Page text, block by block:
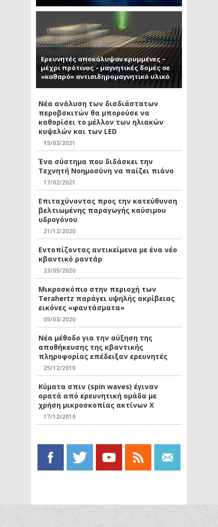
Ερευνητές αποκάλυψαν κρυμμένες –
μέχρι πρότινος – μαγνητικές δομές σε
«καθαρό» αντισιδηρομαγνητικό υλικό
Νέα ανάλυση των δισδιάστατων
περοβσκιτών θα μπορούσε να
καθορίσει το μέλλον των ηλιακών
κυψελών και των LED
15/03/2021
Ένα σύστημα που διδάσκει την
Τεχνητή Νοημοσύνη να παίζει πιάνο
17/02/2021
Επιταχύνοντας προς την κατεύθυνση
βελτιωμένης παραγωγής καύσιμου
υδρογόνου
21/12/2020
Εντοπίζοντας αντικείμενα με ένα νέο
κβαντικό ραντάρ
23/05/2020
Μικροσκόπιο στην περιοχή των
Terahertz παράγει υψηλής ακρίβειας
εικόνες «φαντάσματα»
05/03/2020
Νέα μέθοδο για την αύξηση της
αποθήκευσης της κβαντικής
πληροφορίας επέδειξαν ερευνητές
25/12/2019
Κύματα σπιν (spin waves) έγιναν
ορατά από ερευνητική ομάδα με
χρήση μικροσκοπίας ακτίνων Χ
17/12/2019